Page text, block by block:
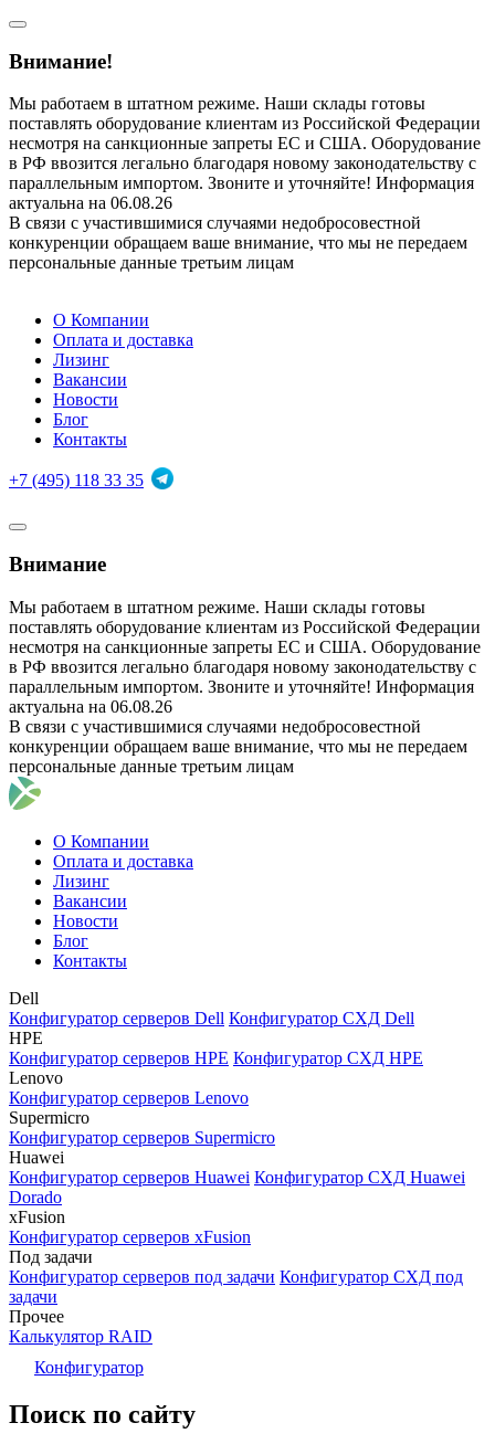
Внимание!
Мы работаем в штатном режиме. Наши склады готовы
поставлять оборудование клиентам из Российской Федерации
несмотря на санкционные запреты ЕС и США. Оборудование
в РФ ввозится легально благодаря новому законодательству с
параллельным импортом. Звоните и уточняйте! Информация
актуальна на 06.08.26
В связи с участившимися случаями недобросовестной
конкуренции обращаем ваше внимание, что мы не передаем
персональные данные третьим лицам
О Компании
Оплата и доставка
Лизинг
Вакансии
Новости
Блог
Контакты
+7 (495) 118 33 35
Внимание
Мы работаем в штатном режиме. Наши склады готовы
поставлять оборудование клиентам из Российской Федерации
несмотря на санкционные запреты ЕС и США. Оборудование
в РФ ввозится легально благодаря новому законодательству с
параллельным импортом. Звоните и уточняйте! Информация
актуальна на 06.08.26
В связи с участившимися случаями недобросовестной
конкуренции обращаем ваше внимание, что мы не передаем
персональные данные третьим лицам
О Компании
Оплата и доставка
Лизинг
Вакансии
Новости
Блог
Контакты
Dell
Конфигуратор серверов Dell Конфигуратор СХД Dell
HPE
Конфигуратор серверов HPE Конфигуратор СХД HPE
Lenovo
Конфигуратор серверов Lenovo
Supermicro
Конфигуратор серверов Supermicro
Huawei
Конфигуратор серверов Huawei Конфигуратор СХД Huawei
Dorado
xFusion
Конфигуратор серверов xFusion
Под задачи
Конфигуратор серверов под задачи Конфигуратор СХД под
задачи
Прочее
Калькулятор RAID
Конфигуратор
Поиск по сайту